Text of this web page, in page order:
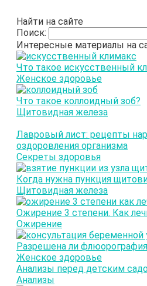
Найти на сайте
Поиск:
Интересные материалы на
Что такое искусственный
Женское здоровье
Что такое коллоидный зоб?
Щитовидная железа
Лавровый лист: рецепты
оздоровления организма
Секреты здоровья
Когда нужна пункция
Щитовидная железа
Ожирение 3 степени. Как
Ожирение
Разрешена ли
Женское здоровье
Анализы перед детским
Анализы